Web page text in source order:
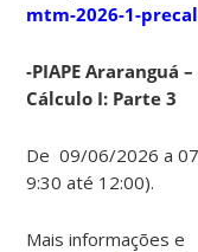
mtm-2026-1-
-PIAPE Araranguá
Cálculo I: Parte 3
De 09/06/2026 a
9:30 até 12:00).
Mais informações e